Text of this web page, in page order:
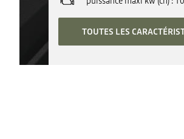
TOUTES LES